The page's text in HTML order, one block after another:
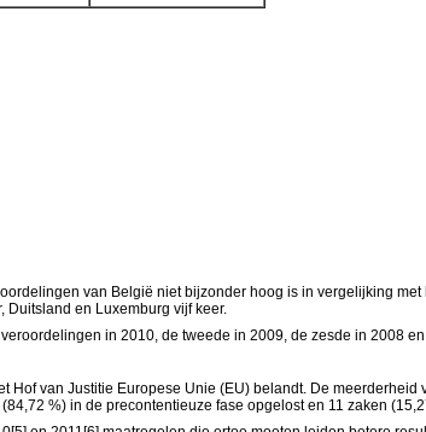
van België niet bijzonder hoog is in vergelijking
Duitsland en Luxemburg vijf keer.
in 2010, de tweede in 2009, de zesde in 2008
Hof van Justitie Europese Unie (EU) belandt. De
%) in de precontentieuze fase opgelost en 11 zaken